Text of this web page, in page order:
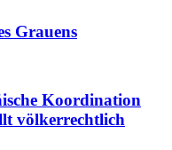
Grauens
Koordination
völkerrechtlich